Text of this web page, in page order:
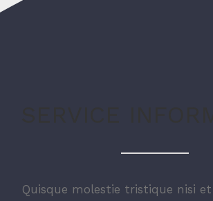
Quisque molestie tristique nisi